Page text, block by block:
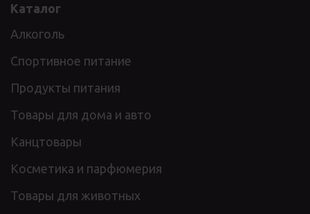
Каталог
Алкоголь
Спортивное питание
Продукты питания
Товары для дома и авто
Канцтовары
Косметика и парфюмерия
Товары для животных